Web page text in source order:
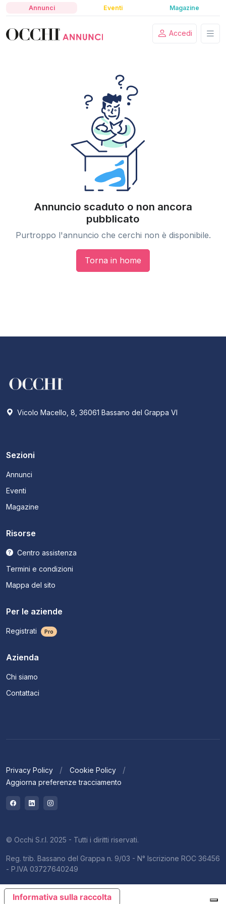
Annunci Eventi Magazine
Accedi
Annuncio scaduto o non ancora
pubblicato
Purtroppo l'annuncio che cerchi non è disponibile.
Torna in home
Vicolo Macello, 8, 36061 Bassano del Grappa VI
Sezioni
Annunci
Eventi
Magazine
Risorse
Centro assistenza
Termini e condizioni
Mappa del sito
Per le aziende
Registrati Pro
Azienda
Chi siamo
Contattaci
Privacy Policy
Cookie Policy
Aggiorna preferenze tracciamento
© Occhi S.r.l. 2025 - Tutti i diritti riservati.
Reg. trib. Bassano del Grappa n. 9/03 - N° Iscrizione ROC 36456
- P.IVA 03727640249
Informativa sulla raccolta